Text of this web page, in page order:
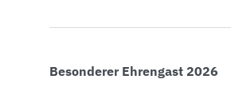
Besonderer Ehrengast 2026